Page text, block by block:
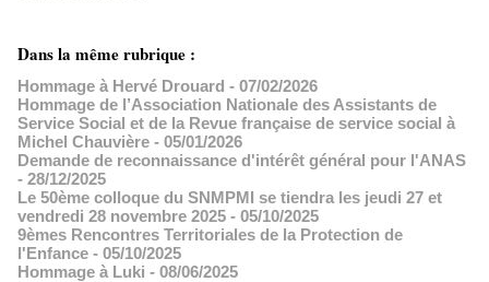
Dans la même rubrique :
Hommage à Hervé Drouard - 07/02/2026
Hommage de l’Association Nationale des Assistants de
Service Social et de la Revue française de service social à
Michel Chauvière - 05/01/2026
Demande de reconnaissance d'intérêt général pour l'ANAS
- 28/12/2025
Le 50ème colloque du SNMPMI se tiendra les jeudi 27 et
vendredi 28 novembre 2025 - 05/10/2025
9èmes Rencontres Territoriales de la Protection de
l'Enfance - 05/10/2025
Hommage à Luki - 08/06/2025